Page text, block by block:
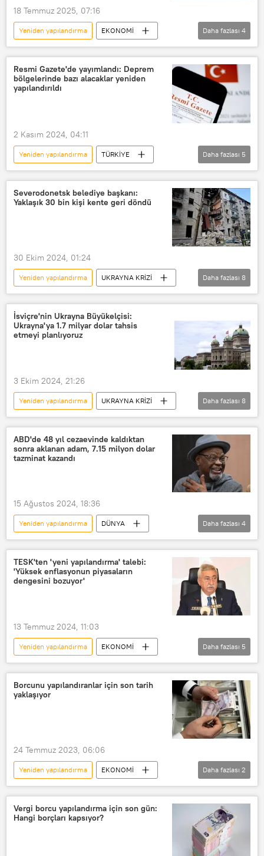
18 Temmuz 2025, 07:16
Yeniden yapılandırma
EKONOMİ
BDDK
Kredi kartı
Borç yapılandırma
yapılandırma
Daha fazlası 4
Resmi Gazete'de yayımlandı: Deprem
bölgelerinde bazı alacaklar yeniden
yapılandırıldı
2 Kasım 2024, 04:11
Yeniden yapılandırma
TÜRKİYE
Resmi Gazete
6 Şubat Kahramanmaraş depremi
Kahramanmaraş Depremleri
Borç
Daha fazlası 5
Severodonetsk belediye başkanı:
Yaklaşık 30 bin kişi kente geri döndü
30 Ekim 2024, 01:24
Yeniden yapılandırma
UKRAYNA KRİZİ
Lugansk Halk Cumhuriyeti (LHC)
Severodonetsk
Rusya
Rusya İnşaat Bakanlığı
Sivil
Daha fazlası 8
İsviçre'nin Ukrayna Büyükelçisi:
Ukrayna'ya 1.7 milyar dolar tahsis
etmeyi planlıyoruz
3 Ekim 2024, 21:26
Yeniden yapılandırma
UKRAYNA KRİZİ
İsviçre
Ukrayna
Moldova
özyönetim
mayın temizleme
İnsani yardım
Tesis Onarım
Daha fazlası 8
ABD'de 48 yıl cezaevinde kaldıktan
sonra aklanan adam, 7.15 milyon dolar
tazminat kazandı
15 Ağustos 2024, 18:36
Yeniden yapılandırma
DÜNYA
ABD
Yargılama
ABD Yüksek Mahkemesi
Tazminat davası
Glynn Ray Simmons
Daha fazlası 4
TESK'ten 'yeni yapılandırma' talebi:
'Yüksek enflasyonun piyasaların
dengesini bozuyor'
13 Temmuz 2024, 11:03
Yeniden yapılandırma
EKONOMİ
TESK
Bendevi Palandöken
Daha fazlası 5
Borcunu yapılandıranlar için son tarih
yaklaşıyor
24 Temmuz 2023, 06:06
Yeniden yapılandırma
EKONOMİ
Borç yapılandırma
yapılandırma
Daha fazlası 2
Vergi borcu yapılandırma için son gün:
Hangi borçları kapsıyor?